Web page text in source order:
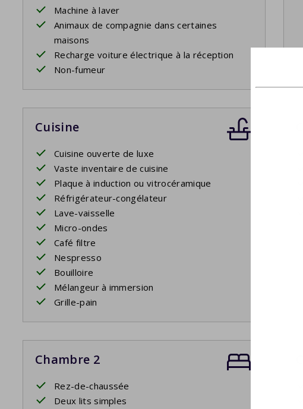
Machine à laver
Animaux de compagnie dans certaines
maisons
Recharge voiture électrique à la réception
Non-fumeur
Cuisine
Cuisine ouverte de luxe
Vaste inventaire de cuisine
Plaque à induction ou vitrocéramique
Réfrigérateur-congélateur
Lave-vaisselle
Micro-ondes
Café filtre
Nespresso
Bouilloire
Mélangeur à immersion
Grille-pain
Chambre 2
Rez-de-chaussée
Deux lits simples